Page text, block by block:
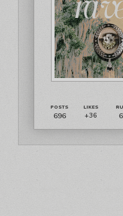
696 +36